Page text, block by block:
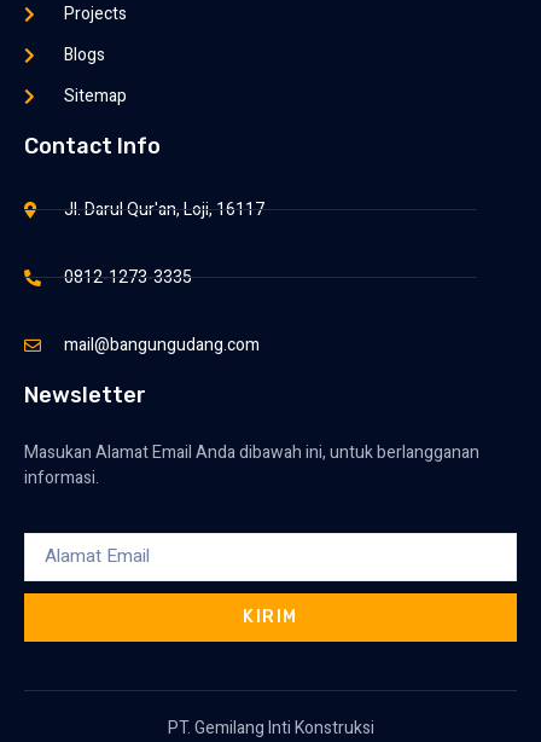
Projects
Blogs
Sitemap
Contact Info
Jl. Darul Qur'an, Loji, 16117
0812-1273-3335
mail@bangungudang.com
Newsletter
Masukan Alamat Email Anda dibawah ini, untuk berlangganan
informasi.
KIRIM
PT. Gemilang Inti Konstruksi